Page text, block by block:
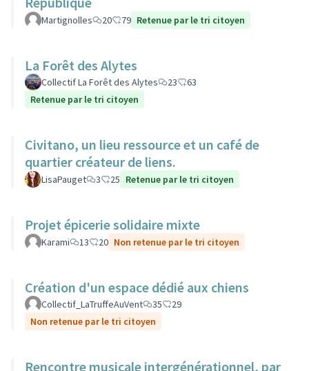
Martignolles 20 79 Retenue par le tri citoyen
La Forêt des Alytes
Collectif La Forêt des Alytes 23
63
Retenue par le tri citoyen
Civitano, un lieu ressource et un café de
quartier créateur de liens.
LisaPauget 3 25 Retenue par le tri citoyen
Projet épicerie solidaire mixte
Karami 13 20 Non retenue par le tri citoyen
Création d'un espace dédié aux chiens
Collectif_LaTruffeAuVent 35
29
Non retenue par le tri citoyen
Rencontre musicale intergénérationnel, par